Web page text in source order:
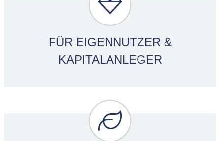
FÜR EIGENNUTZER &
KAPITALANLEGER